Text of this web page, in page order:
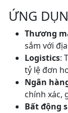
ỨNG
Thương
sắm với
Logistics:
tỷ lệ đơn
Ngân
chính xác,
Bất động